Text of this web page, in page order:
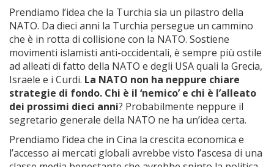
Prendiamo l’idea che la Turchia sia un pilastro della
NATO. Da dieci anni la Turchia persegue un cammino
che è in rotta di collisione con la NATO. Sostiene
movimenti islamisti anti-occidentali, è sempre più ostile
ad alleati di fatto della NATO e degli USA quali la Grecia,
Israele e i Curdi. La NATO non ha neppure chiare
strategie di fondo. Chi è il ‘nemico’ e chi è l’alleato
dei prossimi dieci anni? Probabilmente neppure il
segretario generale della NATO ne ha un’idea certa.
Prendiamo l’idea che in Cina la crescita economica e
l’accesso ai mercati globali avrebbe visto l’ascesa di una